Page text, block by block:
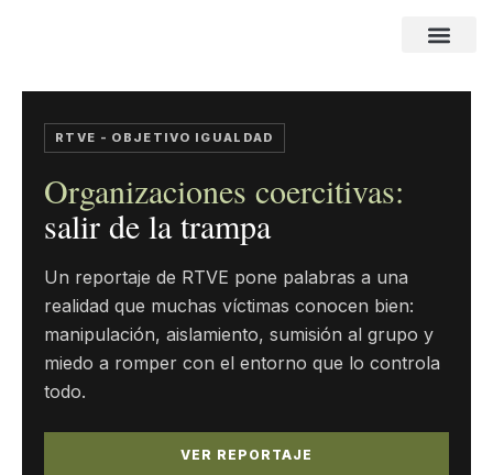
RTVE - OBJETIVO IGUALDAD
Organizaciones coercitivas:
salir de la trampa
Un reportaje de RTVE pone palabras a una
realidad que muchas víctimas conocen bien:
manipulación, aislamiento, sumisión al grupo y
miedo a romper con el entorno que lo controla
todo.
VER REPORTAJE